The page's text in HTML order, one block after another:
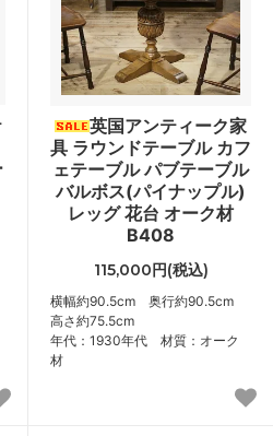
英国アンティーク家
具 ラウンドテーブル カフ
ェテーブル パブテーブル
バルボス(パイナップル)
レッグ 花台 オーク材
B408
115,000円(税込)
横幅約90.5cm 奥行約90.5cm
高さ約75.5cm
年代：1930年代 材質：オーク
材